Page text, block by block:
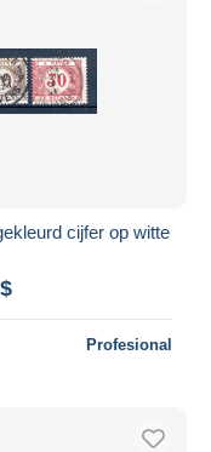
cijfer op witte
Profesional